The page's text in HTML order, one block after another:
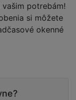
potrebám!
si môžete
okenné